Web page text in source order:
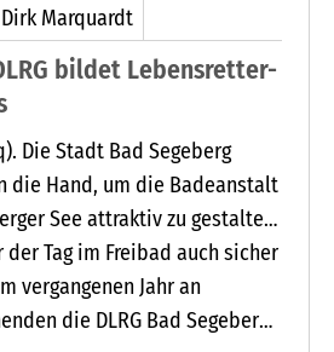
Marquardt
bildet Lebensretter-
Die Stadt Bad Segeberg
die Hand, um die Badeanstalt
See attraktiv zu gestalten.
barrierefreie Zuwegung zum
Renovierungsmaßnahmen
anlocken.
Tag im Freibad auch sicher
vergangenen Jahr an
die DLRG Bad Segeberg